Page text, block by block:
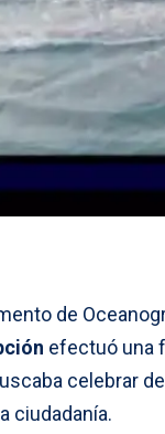
de
efectuó una
celebrar
ciudadanía.